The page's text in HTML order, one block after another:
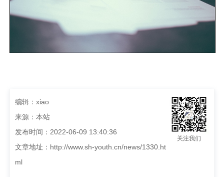
关注我们
编辑：xiao
来源：本站
发布时间：2022-06-09 13:40:36
文章地址： http://www.sh-youth.cn/news/1330.ht
ml